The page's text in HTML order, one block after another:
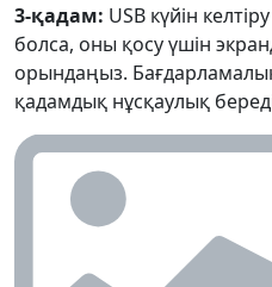
3-қадам: USB күйін
болса, оны қосу үшін
орындаңыз.
қадамдық нұсқаулық